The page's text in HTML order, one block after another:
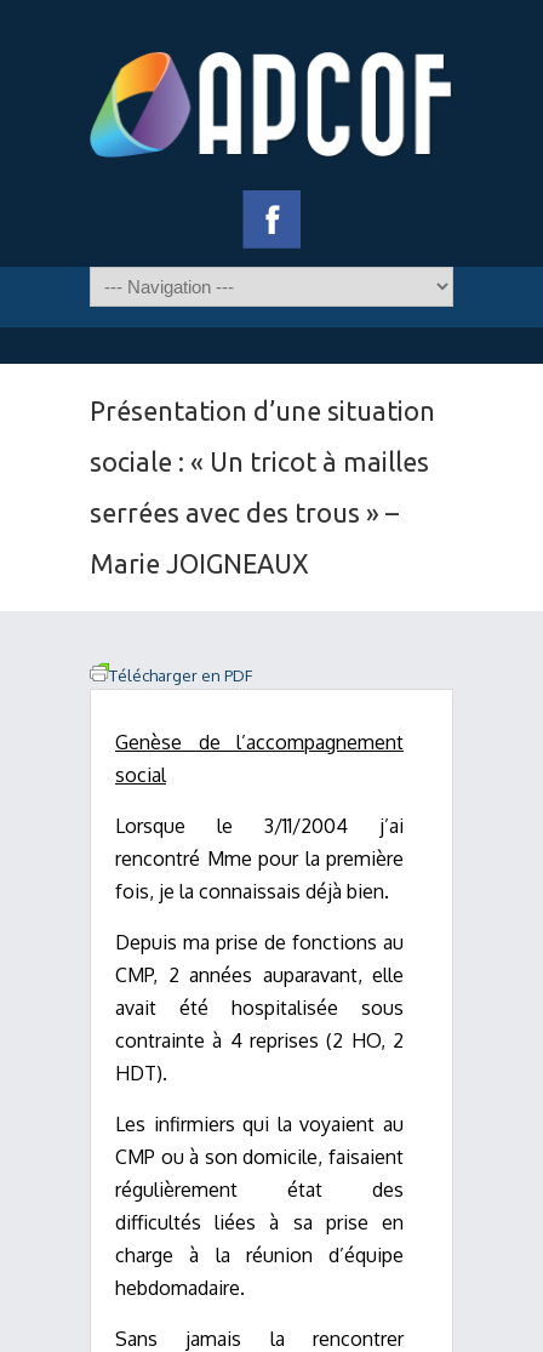
Présentation d’une situation
sociale : « Un tricot à mailles
serrées avec des trous » –
Marie JOIGNEAUX
Télécharger en PDF
Genèse de l’accompagnement
social
Lorsque le 3/11/2004 j’ai
rencontré Mme pour la première
fois, je la connaissais déjà bien.
Depuis ma prise de fonctions au
CMP, 2 années auparavant, elle
avait été hospitalisée sous
contrainte à 4 reprises (2 HO, 2
HDT).
Les infirmiers qui la voyaient au
CMP ou à son domicile, faisaient
régulièrement état des
difficultés liées à sa prise en
charge à la réunion d’équipe
hebdomadaire.
Sans jamais la rencontrer